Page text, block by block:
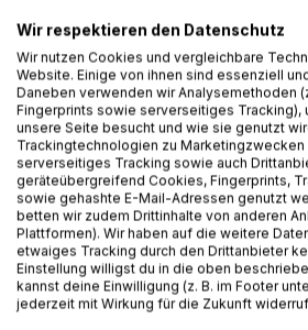
Cupcake ist ein kleiner Welpe,
sie und ihre Geschwister kommen in
Rumänien auf die Welt.
Mit ihrem Wunschbaum wird sie
dann macht sie sich auf die Suche
Ein Buch über den hohen Wert von
darüber, dass es manchmal kaum
liebevolle Familie.
Band 1: Cupcakes Wunschbaum
Band 2: Cupcakes neue Schwester
Band 3: Cupcake feiert Weihnachten
Band 4: Cupcake und die Wolken
Wir respektieren den Datenschutz
Wir nutzen Cookies und vergleichbare
Website. Einige von ihnen sind essenziell
Daneben verwenden wir Analysemethoden
Fingerprints sowie serverseitiges Tracking),
unsere Seite besucht und wie sie genutzt
Trackingtechnologien zu Marketingzwecken
serverseitiges Tracking sowie auch
geräteübergreifend Cookies, Fingerprints,
sowie gehashte E-Mail-Adressen genutzt
betten wir zudem Drittinhalte von anderen
Plattformen). Wir haben auf die weitere
etwaiges Tracking durch den Drittanbieter
Einstellung willigst du in die oben
kannst deine Einwilligung (z. B. im Footer
jederzeit mit Wirkung für die Zukunft